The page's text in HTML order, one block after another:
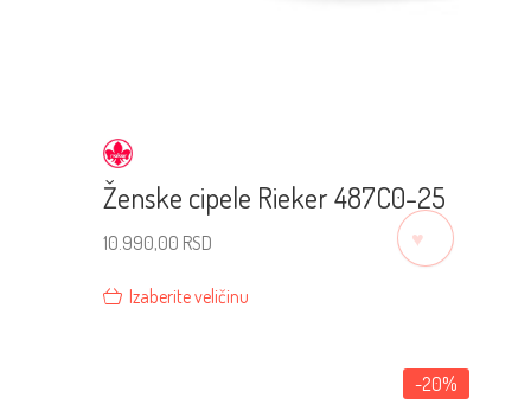
Ženske cipele Rieker 487C0-25
10.990,00 RSD
Izaberite veličinu
-20%